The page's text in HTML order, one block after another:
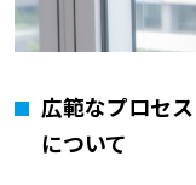
広範なプロセ
について